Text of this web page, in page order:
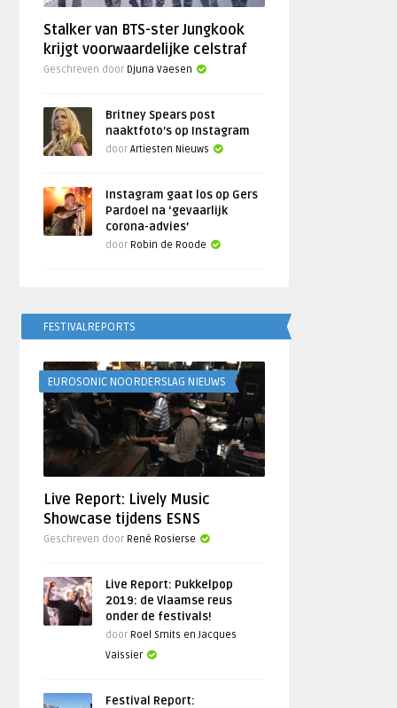
Stalker van BTS-ster Jungkook
krijgt voorwaardelijke celstraf
Geschreven door Djuna Vaesen
Britney Spears post
naaktfoto’s op Instagram
doorArtiesten Nieuws
Instagram gaat los op Gers
Pardoel na ‘gevaarlijk
corona-advies’
door Robin de Roode
FESTIVALREPORTS
EUROSONIC NOORDERSLAG NIEUWS
Live Report: Lively Music
Showcase tijdens ESNS
Geschreven door René Rosierse
Live Report: Pukkelpop
2019: de Vlaamse reus
onder de festivals!
door Roel Smits en Jacques
Vaissier
Festival Report: